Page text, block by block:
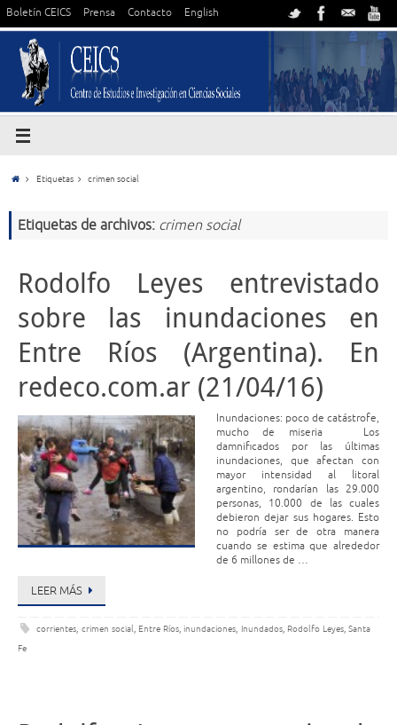
Boletín CEICS Prensa Contacto English
Etiquetas crimen social
Etiquetas de archivos: crimen social
Rodolfo Leyes entrevistado
sobre las inundaciones en
Entre Ríos (Argentina). En
redeco.com.ar (21/04/16)
Inundaciones: poco de catástrofe,
mucho de miseria Los
damnificados por las últimas
inundaciones, que afectan con
mayor intensidad al litoral
argentino, rondarían las 29.000
personas, 10.000 de las cuales
debieron dejar sus hogares. Esto
no podría ser de otra manera
cuando se estima que alrededor
de 6 millones de …
LEER MÁS
corrientes, crimen social, Entre Ríos,inundaciones, Inundados, Rodolfo Leyes,Santa
Fe